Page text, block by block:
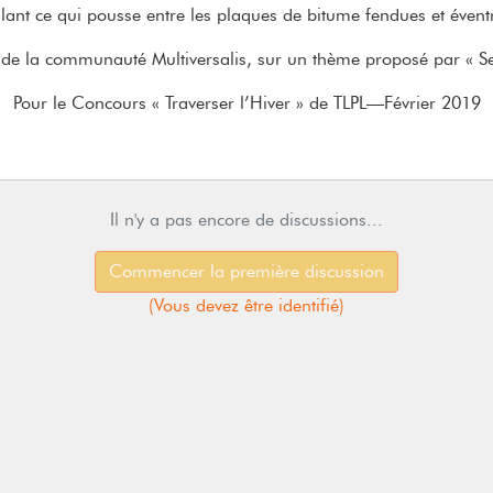
ce qui pousse entre les plaques de bitume fendues et
la communauté Multiversalis, sur un thème proposé par «
Pour le Concours « Traverser l’Hiver » de TLPL—Février 2019
Il n'y a pas encore de discussions...
Commencer la première discussion
(Vous devez être identifié)